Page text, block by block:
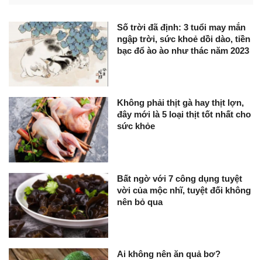
Số trời đã định: 3 tuổi may mắn
ngập trời, sức khoẻ dồi dào, tiền
bạc đổ ào ào như thác năm 2023
Không phải thịt gà hay thịt lợn,
đây mới là 5 loại thịt tốt nhất cho
sức khỏe
Bất ngờ với 7 công dụng tuyệt
vời của mộc nhĩ, tuyệt đối không
nên bỏ qua
Ai không nên ăn quả bơ?